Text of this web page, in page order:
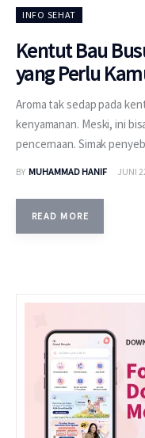
INFO SEHAT
Kentut Bau
yang Perlu
Aroma tak sedap pada
kenyamanan. Meski, ini
pencernaan. Simak
BY MUHAMMAD HANIF JUNI
READ MORE